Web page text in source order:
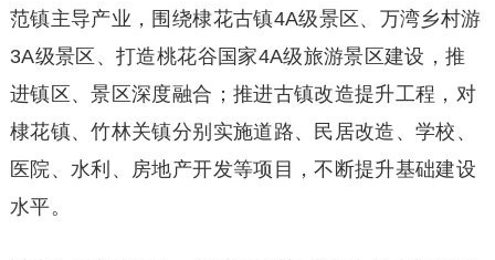
范镇主导产业，围绕棣花古镇4A级景区、万湾乡村游
3A级景区、打造桃花谷国家4A级旅游景区建设，推
进镇区、景区深度融合；推进古镇改造提升工程，对
棣花镇、竹林关镇分别实施道路、民居改造、学校、
医院、水利、房地产开发等项目，不断提升基础建设
水平。